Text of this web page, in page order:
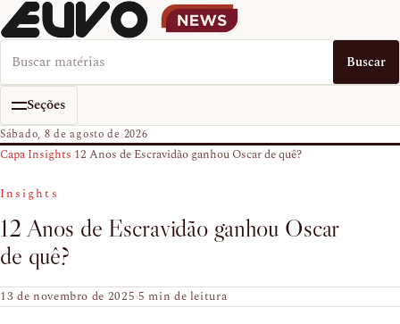
Buscar no EUVO News Buscar
Seções
Sábado, 8 de agosto de 2026
Capa›Insights›12 Anos de Escravidão ganhou Oscar de quê?
Insights
12 Anos de Escravidão ganhou Oscar
de quê?
13 de novembro de 2025·5 min de leitura